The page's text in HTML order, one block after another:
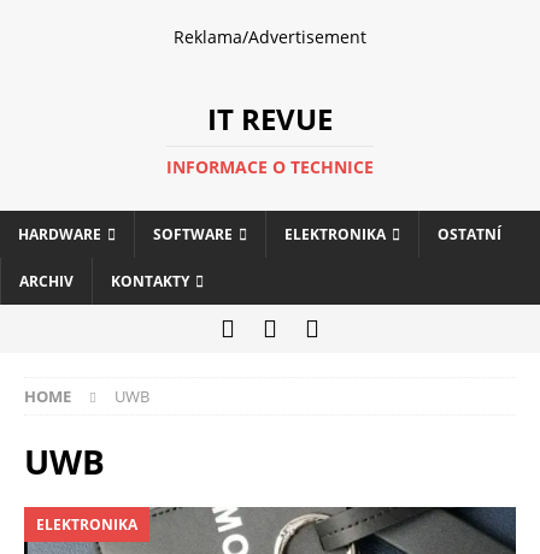
Reklama/Advertisement
IT REVUE
INFORMACE O TECHNICE
HARDWARE SOFTWARE ELEKTRONIKA OSTATNÍ
ARCHIV KONTAKTY
HOME UWB
UWB
ELEKTRONIKA